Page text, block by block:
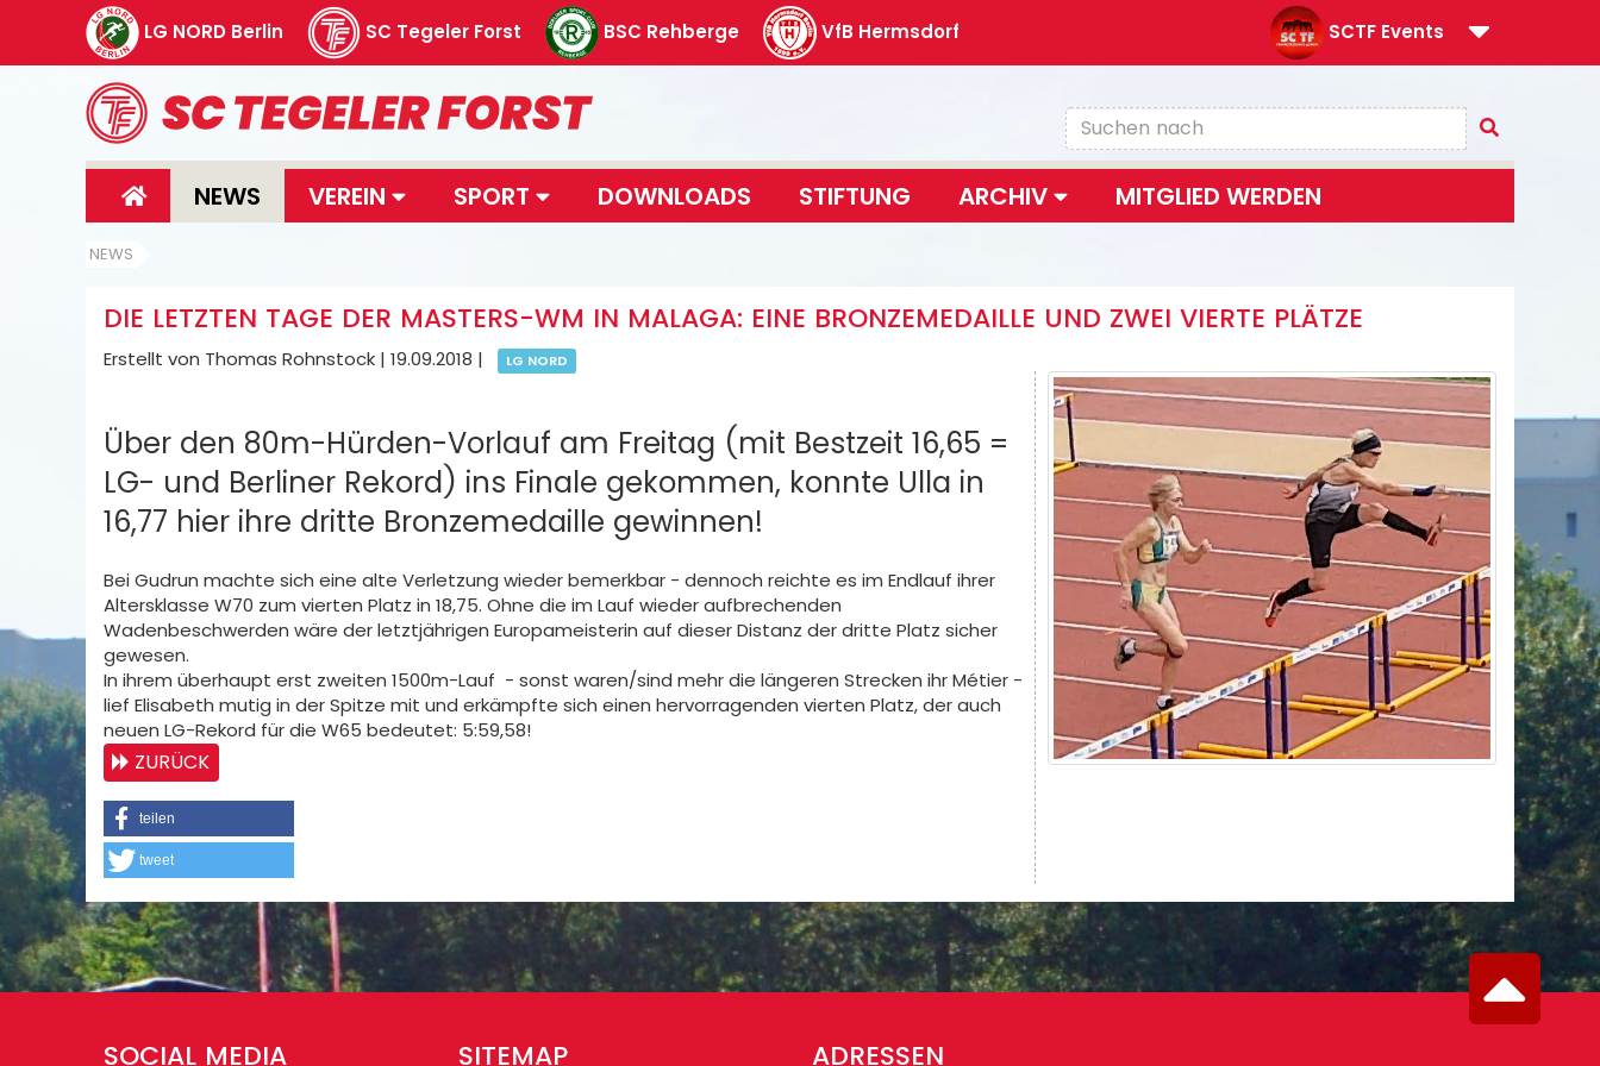
LG NORD Berlin SC Tegeler Forst BSC Rehberge VfB Hermsdorf SCTF Events
NEWS VEREIN SPORT DOWNLOADS STIFTUNG ARCHIV MITGLIED WERDEN
NEWS
DIE LETZTEN TAGE DER MASTERS-WM IN MALAGA: EINE BRONZEMEDAILLE UND ZWEI VIERTE PLÄTZE
Erstellt von Thomas Rohnstock | 19.09.2018 | LG NORD
Über den 80m-Hürden-Vorlauf am Freitag (mit Bestzeit 16,65 =
LG- und Berliner Rekord) ins Finale gekommen, konnte Ulla in
16,77 hier ihre dritte Bronzemedaille gewinnen!
Bei Gudrun machte sich eine alte Verletzung wieder bemerkbar - dennoch reichte es im Endlauf ihrer
Altersklasse W70 zum vierten Platz in 18,75. Ohne die im Lauf wieder aufbrechenden
Wadenbeschwerden wäre der letztjährigen Europameisterin auf dieser Distanz der dritte Platz sicher
gewesen.
In ihrem überhaupt erst zweiten 1500m-Lauf - sonst waren/sind mehr die längeren Strecken ihr Métier -
lief Elisabeth mutig in der Spitze mit und erkämpfte sich einen hervorragenden vierten Platz, der auch
neuen LG-Rekord für die W65 bedeutet: 5:59,58!
ZURÜCK
teilen
tweet
SOCIAL MEDIA SITEMAP ADRESSEN